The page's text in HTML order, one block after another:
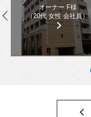
オーナー F様
（20代 女性 会社員）